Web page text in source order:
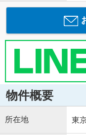
物件概要
所在地 東